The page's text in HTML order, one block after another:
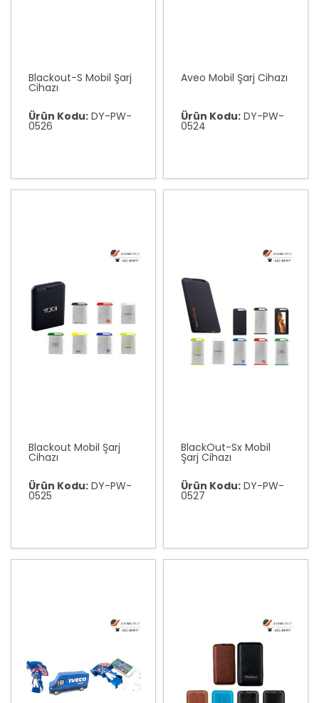
Blackout-S Mobil Şarj
Cihazı
Ürün Kodu: DY-PW-
0526
Aveo Mobil Şarj Cihazı
Ürün Kodu: DY-PW-
0524
Blackout Mobil Şarj
Cihazı
Ürün Kodu: DY-PW-
0525
BlackOut-Sx Mobil
Şarj Cihazı
Ürün Kodu: DY-PW-
0527